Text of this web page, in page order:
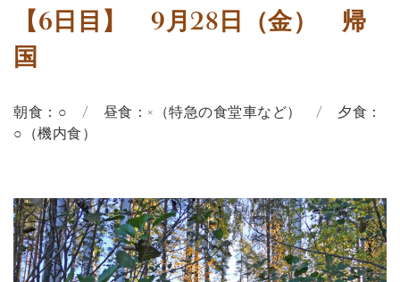
【6日目】 9月28日（金） 帰
国
朝食：○ / 昼食：×（特急の食堂車など） / 夕食：
○（機内食）